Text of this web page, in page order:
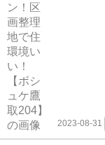
2023-08-31